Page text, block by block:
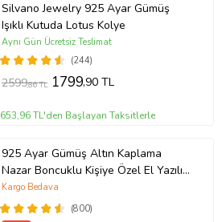
Silvano Jewelry 925 Ayar Gümüş
Işıklı Kutuda Lotus Kolye
(244)
Aynı Gün Ücretsiz Teslimat
2599,86 TL 1799,90 TL
653,96 TL'den Başlayan Taksitlerle
925 Ayar Gümüş Altın Kaplama
Nazar Boncuklu Kişiye Özel El Yazılı
Kolye (Sarı)
(800)
Kargo Bedava